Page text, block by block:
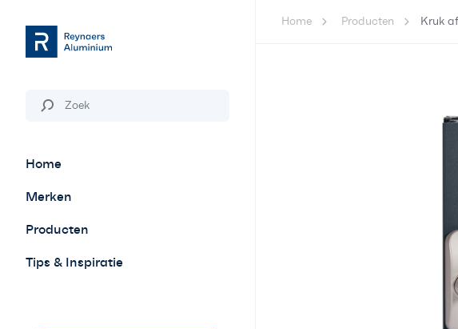
Home
Merken
Producten
Tips & Inspiratie
Home Producten Kruk